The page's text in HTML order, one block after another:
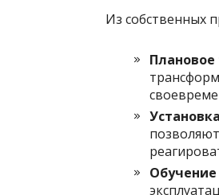
Из собственных
Плановое
Обучение